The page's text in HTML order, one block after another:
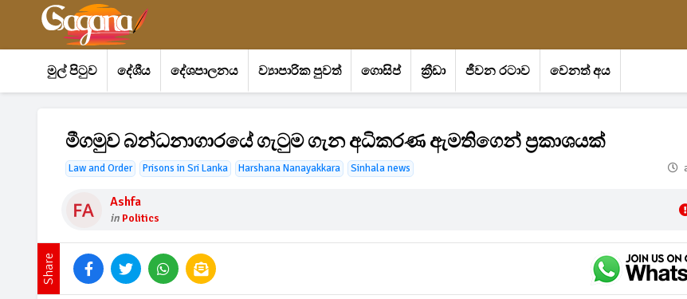
මුල් පිටුව දේශීය දේශපාලනය ව්‍යාපාරික පුවත් ගොසිප් ක්‍රීඩා ජීවන රටාව වෙනත් අය
මීගමුව බන්ධනාගාරයේ ගැටුම ගැන අධිකරණ ඇමතිගෙන් ප්‍රකාශයක්
Law and Order Prisons in Sri Lanka Harshana Nanayakkara Sinhala news
Ashfa
in Politics
Share